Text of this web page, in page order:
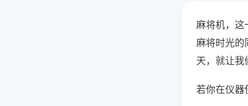
麻将机，这
麻将时光的
天，就让我
若你在仪器